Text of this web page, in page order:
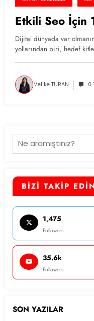
Etkili Seo İçin
Dijital dünyada var
yollarından biri, hedef
Melike TURAN 0
Ara
BİZİ TAKİP EDİN
1,475
Followers
35.6k
Followers
SON YAZILAR